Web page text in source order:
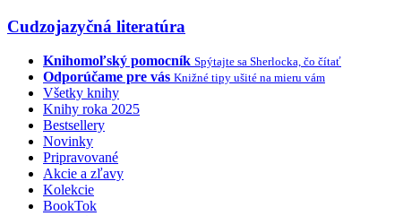
Cudzojazyčná literatúra
Knihomoľský pomocník Spýtajte sa Sherlocka, čo čítať
Odporúčame pre vás Knižné tipy ušité na mieru vám
Všetky knihy
Knihy roka 2025
Bestsellery
Novinky
Pripravované
Akcie a zľavy
Kolekcie
BookTok